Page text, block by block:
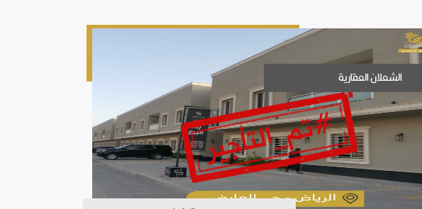
الشعلان العقارية